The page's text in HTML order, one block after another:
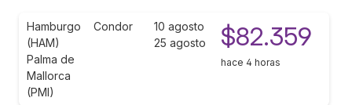
Hamburgo
(HAM)
Palma de
Mallorca
(PMI)
Condor
10 agosto
25 agosto
$82.359
hace 4 horas